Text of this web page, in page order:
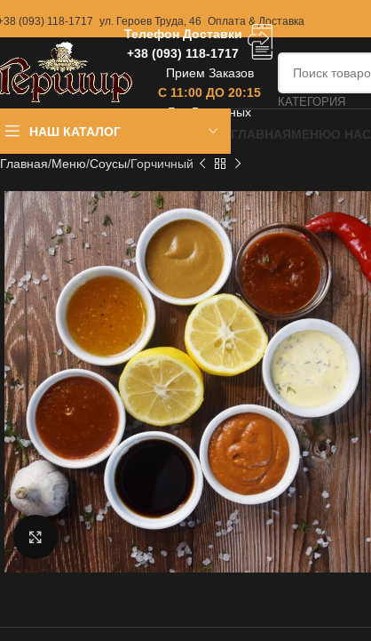
(093) 118-1717 ул. Героев Труда, 46 Оплата & Доставка
Телефон Доставки
+38 (093) 118-1717
Прием Заказов
С 11:00 ДО 20:15
Без Выходных
КАТЕГОРИЯ
НАШ КАТАЛОГ ГЛАВНАЯМЕНЮО НАС
Главная Меню Соусы Горчичный
Увеличить